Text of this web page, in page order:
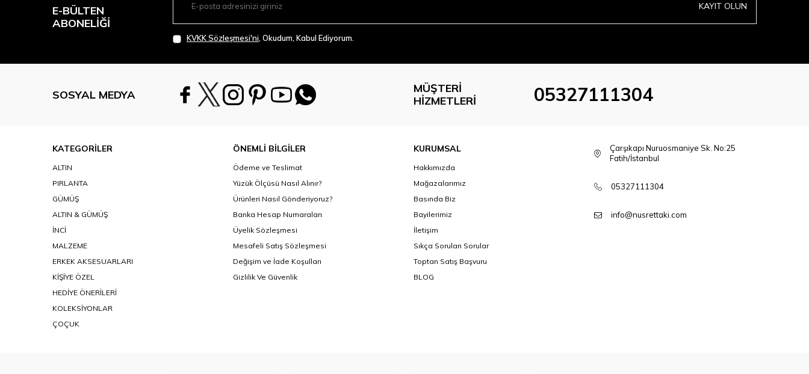
E-BÜLTEN
ABONELIĞI
KAYIT OLUN
KVKK Sözleşmesi'ni , Okudum, Kabul Ediyorum.
SOSYAL MEDYA
MÜŞTERI
HIZMETLERI
05327111304
KATEGORİLER
ALTIN
PIRLANTA
GÜMÜŞ
ALTIN & GÜMÜŞ
İNCİ
MALZEME
ERKEK AKSESUARLARI
KİŞİYE ÖZEL
HEDİYE ÖNERİLERİ
KOLEKSİYONLAR
ÇOÇUK
ÖNEMLİ BİLGİLER
Ödeme ve Teslimat
Yüzük Ölçüsü Nasıl Alınır?
Ürünleri Nasıl Gönderiyoruz?
Banka Hesap Numaraları
Üyelik Sözleşmesi
Mesafeli Satış Sözleşmesi
Değişim ve İade Koşulları
Gizlilik Ve Güvenlik
KURUMSAL
Hakkımızda
Mağazalarımız
Basında Biz
Bayilerimiz
İletişim
Sıkça Sorulan Sorular
Toptan Satış Başvuru
BLOG
Çarşıkapı Nuruosmaniye Sk. No:25
Fatih/İstanbul
05327111304
info@nusrettaki.com